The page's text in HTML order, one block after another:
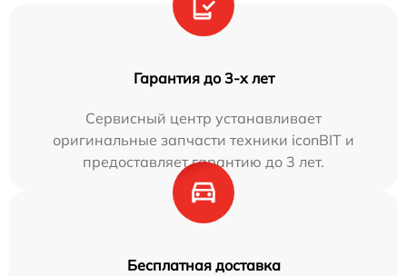
Гарантия до 3-х лет
Сервисный центр устанавливает
оригинальные запчасти техники iconBIT и
предоставляет гарантию до 3 лет.
Бесплатная доставка